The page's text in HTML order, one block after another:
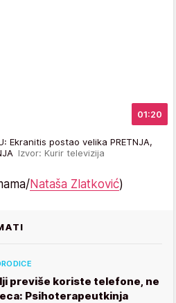
01:20
Ekranitis postao velika PRETNJA,
Izvor: Kurir televizija
Nataša Zlatković)
previše koriste telefone, ne
Psihoterapeutkinja